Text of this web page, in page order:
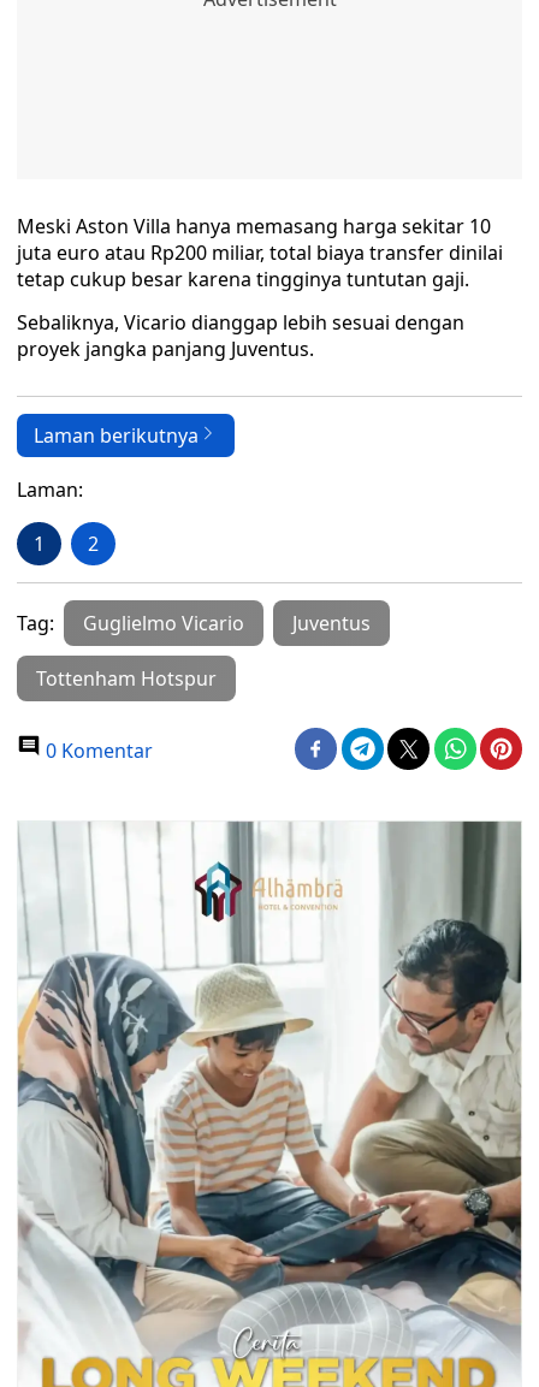
Meski Aston Villa hanya memasang harga sekitar 10
juta euro atau Rp200 miliar, total biaya transfer dinilai
tetap cukup besar karena tingginya tuntutan gaji.
Sebaliknya, Vicario dianggap lebih sesuai dengan
proyek jangka panjang Juventus.
Laman berikutnya
Laman:
1 2
Tag: Guglielmo Vicario Juventus
Tottenham Hotspur
0 Komentar